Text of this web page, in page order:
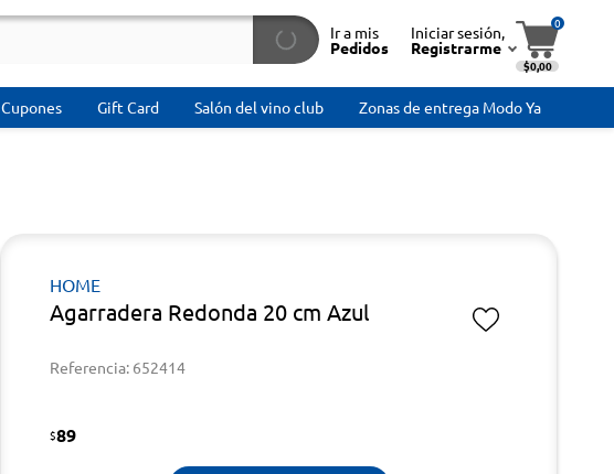
Ir a mis
Pedidos
Iniciar sesión,
Registrarme
0
$0,00
Cupones Gift Card Salón del vino club Zonas de entrega Modo Ya
HOME
Agarradera Redonda 20 cm Azul
Referencia: 652414
$89